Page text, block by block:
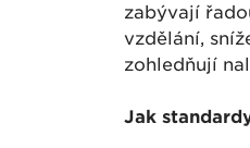
zabývají
vzdělání,
zohledňují
Jak